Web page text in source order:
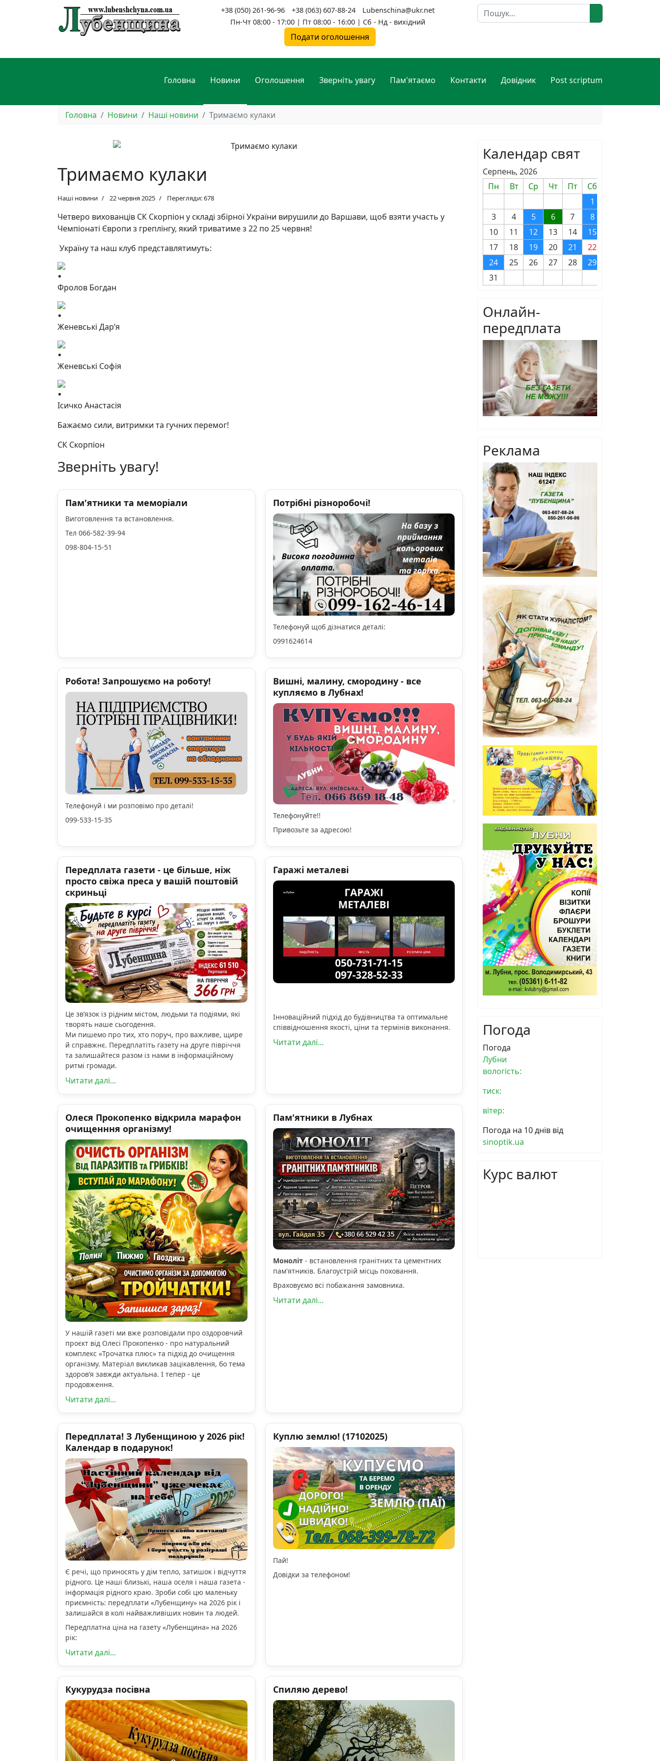
+38 (050) 261-96-96 +38 (063) 607-88-24
Lubenschina@ukr.net
Пн-Чт 08:00 - 17:00 | Пт 08:00 - 16:00 | Сб - Нд - вихідний
Подати оголошення
Пошук
Головна Новини Оголошення Зверніть увагу Пам'ятаємо Контакти Довідник Post scriptum
Головна Новини Наші новини Тримаємо кулаки
Тримаємо кулаки
Наші новини 22 червня 2025 Перегляди: 678
Четверо вихованців СК Скорпіон у складі збірної України вирушили до Варшави, щоб взяти участь у
Чемпіонаті Європи з греплінгу, який триватиме з 22 по 25 червня!
Україну та наш клуб представлятимуть:
Фролов Богдан
Женевські Дар’я
Женевські Софія
Ісичко Анастасія
Бажаємо сили, витримки та гучних перемог!
СК Скорпіон
Зверніть увагу!
Пам'ятники та меморіали
Виготовлення та встановлення.
Тел 066-582-39-94
098-804-15-51
Потрібні різноробочі!
Телефонуй щоб дізнатися деталі:
0991624614
Робота! Запрошуємо на роботу!
Телефонуй і ми розповімо про деталі!
099-533-15-35
Вишні, малину, смородину - все
купляємо в Лубнах!
Телефонуйте!!
Привозьте за адресою!
Передплата газети - це більше, ніж
просто свіжа преса у вашій поштовій
скриньці
Це зв’язок із рідним містом, людьми та подіями, які
творять наше сьогодення.
Ми пишемо про тих, хто поруч, про важливе, щире
й справжнє. Передплатіть газету на друге півріччя
та залишайтеся разом із нами в інформаційному
ритмі громади.
Читати далі...
Гаражі металеві
Інноваційний підхід до будівництва та оптимальне
співвідношення якості, ціни та термінів виконання.
Читати далі...
Олеся Прокопенко відкрила марафон
очищенння організму!
У нашій газеті ми вже розповідали про оздоровчий
проєкт від Олесі Прокопенко - про натуральний
комплекс «Трочатка плюс» та підхід до очищення
організму. Матеріал викликав зацікавлення, бо тема
здоров’я завжди актуальна. І тепер - це
продовження.
Читати далі...
Пам'ятники в Лубнах
Моноліт- встановлення гранітних та цементних
пам'ятників. Благоустрій місць поховання.
Враховуємо всі побажання замовника.
Читати далі...
Передплата! З Лубенщиною у 2026 рік!
Календар в подарунок!
Є речі, що приносять у дім тепло, затишок і відчуття
рідного. Це наші близькі, наша оселя і наша газета -
інформація рідного краю. Зроби собі цю маленьку
приємність: передплати «Лубенщину» на 2026 рік і
залишайся в колі найважливіших новин та людей.
Передплатна ціна на газету «Лубенщина» на 2026
рік:
Читати далі...
Куплю землю! (17102025)
Пай!
Довідки за телефоном!
Кукурудза посівна Спиляю дерево!
Календар свят
Серпень, 2026
Пн
Вт Ср Чт Пт Сб
1
3
4 5 6 7 8
10
11 12 13 14 15
17
18 19 20 21 22
24
25 26 27 28 29
31
Онлайн-
передплата
Реклама
Погода
Погода
Лубни
вологість:
тиск:
вітер:
Погода на 10 днів від
sinoptik.ua
Курс валют